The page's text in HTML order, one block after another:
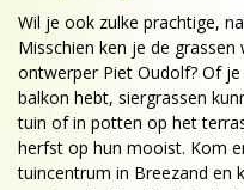
Wil je ook zulke prachtige,
Misschien ken je de
ontwerper Piet Oudolf? Of
balkon hebt, siergrassen
tuin of in potten op het
herfst op hun mooist. Kom
tuincentrum in Breezand en